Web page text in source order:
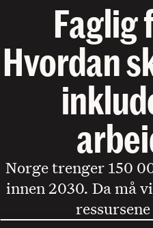
Faglig
Hvordan
Norge trenger 150
innen 2030. Da må